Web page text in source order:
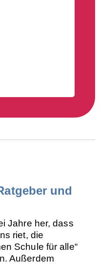
und
Jahre her, dass
riet, die
Schule für alle“
Außerdem